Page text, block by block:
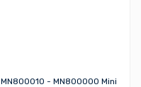
MN800010 - MN800000 Mini